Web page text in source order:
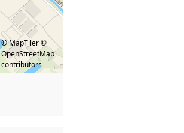
© MapTiler ©
OpenStreetMap
contributors